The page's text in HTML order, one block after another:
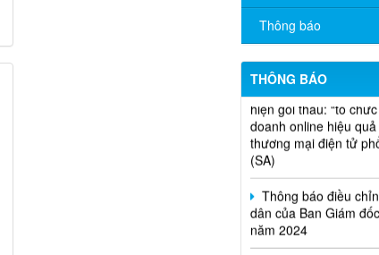
Thông báo
THÔNG BÁO
Thông báo bán
theo hình thức chỉ định
Thông báo lựa
hiện gói thầu: “tổ chức
doanh online hiệu
thương mại điện tử
(SA)
Thông báo điều
dân của Ban Giám
năm 2024